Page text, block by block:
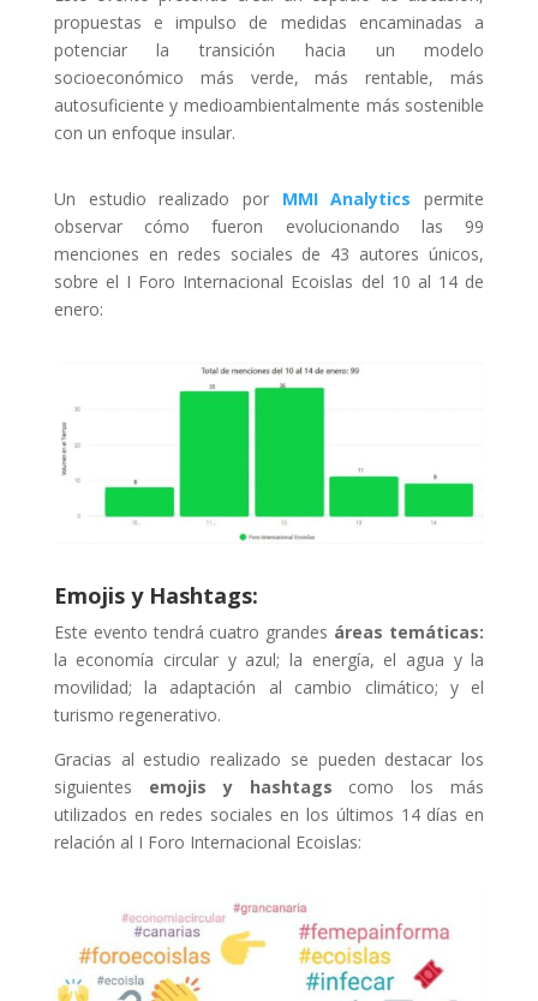
propuestas e impulso de medidas encaminadas a
potenciar la transición hacia un modelo
socioeconómico más verde, más rentable, más
autosuficiente y medioambientalmente más sostenible
con un enfoque insular.
Un estudio realizado por MMI Analytics
permite
observar cómo fueron evolucionando las 99
menciones en redes sociales de 43 autores únicos,
sobre el I Foro Internacional Ecoislas del 10 al 14 de
enero:
Emojis y Hashtags:
Este evento tendrá cuatro grandes áreas temáticas:
la economía circular y azul; la energía, el agua y la
movilidad; la adaptación al cambio climático; y el
turismo regenerativo.
Gracias al estudio realizado se pueden destacar los
siguientes emojis y hashtags como los más
utilizados en redes sociales en los últimos 14 días en
relación al I Foro Internacional Ecoislas: